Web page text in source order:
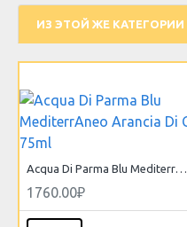
ИЗ ЭТОЙ ЖЕ КАТЕГОРИИ
Acqua Di Parma Blu MediterrAneo Arancia Di Capri 75ml
1760.00₽